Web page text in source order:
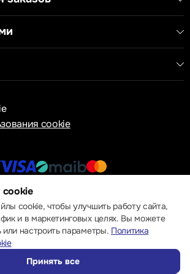
cookie
© 2013 – 2026 ECOM
cookie, чтобы улучшить работу сайта,
и в маркетинговых целях. Вы можете
или настроить параметры. Политика
Принять все